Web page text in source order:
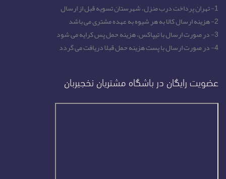
1- تهران پرداخت درب منزل، شهرستان تسویه قبل از ارسال
2- هزینه ارسال کالا به هر شیوه به عهده مشتری می باشد
3- در صورت ارسال با تیپاکس، هزینه حمل پس کرایه می شود
4- در صورت ارسال با پست هزینه حمل قبلا دریافت می گردد
عضویت رایگان در باشگاه مشتریان نخجیربان